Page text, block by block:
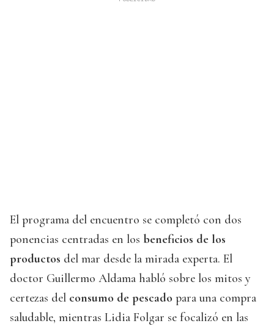
El programa del encuentro se completó con dos
ponencias centradas en los beneficios de los
productos del mar desde la mirada experta. El
doctor Guillermo Aldama habló sobre los mitos y
certezas del consumo de pescado para una compra
saludable, mientras Lidia Folgar se focalizó en las